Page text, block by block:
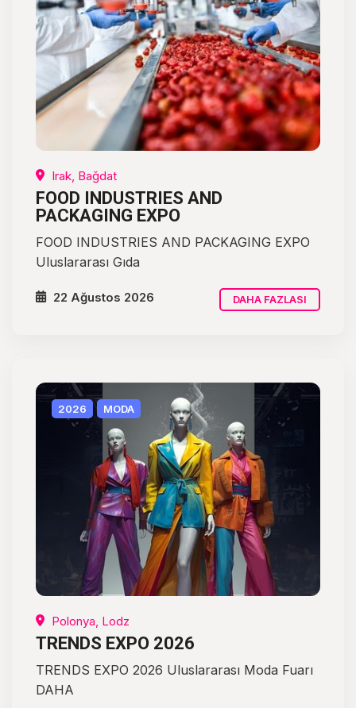
Irak, Bağdat
FOOD INDUSTRIES AND
PACKAGING EXPO
FOOD INDUSTRIES AND PACKAGING EXPO
Uluslararası Gıda
22 Ağustos 2026 DAHA FAZLASI
2026 MODA
Polonya, Lodz
TRENDS EXPO 2026
TRENDS EXPO 2026 Uluslararası Moda Fuarı
DAHA